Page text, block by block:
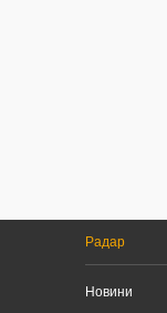
Радар
Новини